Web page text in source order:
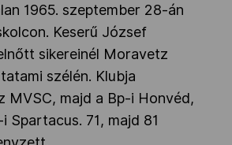
1965. szeptember 28-án
Keserű József
sikereinél Moravetz
szélén. Klubja
MVSC, majd a Bp-i Honvéd,
Spartacus. 71, majd 81